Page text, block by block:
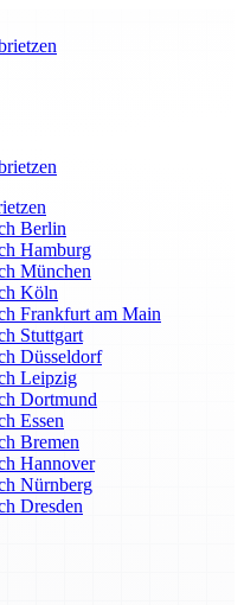
Berlin
Hamburg
München
Köln
Frankfurt am Main
Stuttgart
Düsseldorf
Leipzig
Dortmund
Essen
Bremen
Hannover
Nürnberg
Dresden